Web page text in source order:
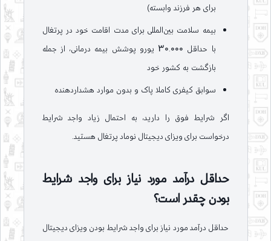
برای هر فرزند وابسته)
بیمه سلامت بین‌المللی برای مدت اقامت خود در پرتغال
با حداقل 30.000 یورو پوشش بیمه درمانی، از جمله
بازگشت به کشور خود
سوابق کیفری کاملا پاک و بدون موارد هشداردهنده
اگر شرایط فوق را دارید، به احتمال زیاد واجد شرایط
درخواست برای ویزای دیجیتال نوماد پرتغال هستید.
حداقل درآمد مورد نیاز برای واجد شرایط
بودن چقدر است؟
حداقل درآمد مورد نیاز برای واجد شرایط بودن ویزای دیجیتال